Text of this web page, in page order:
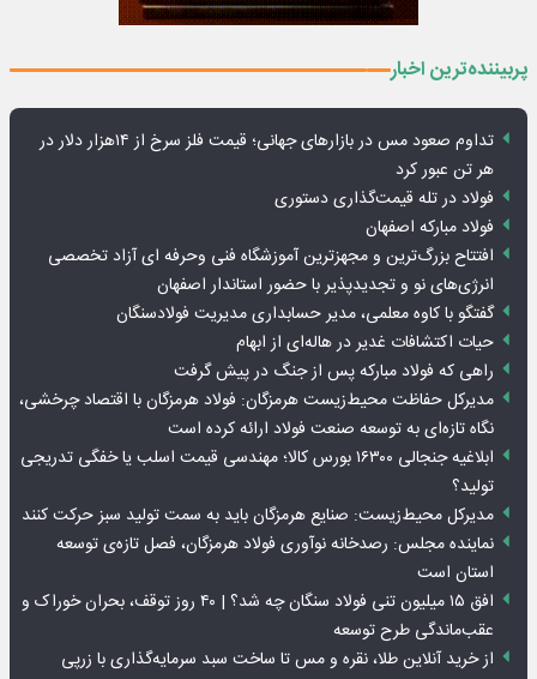
پربیننده‌ترین اخبار
تداوم صعود مس در بازارهای جهانی؛ قیمت فلز سرخ از ۱۴هزار دلار در
هر تن عبور کرد
فولاد در تله قیمت‌گذاری دستوری
فولاد مبارکه اصفهان
افتتاح بزرگ‌ترین و مجهزترین آموزشگاه فنی وحرفه ای آزاد تخصصی
انرژی‌های نو و تجدیدپذیر با حضور استاندار اصفهان
گفتگو با کاوه معلمی، مدیر حسابداری مدیریت فولادسنگان
حیات اکتشافات غدیر در هاله‌ای از ابهام
راهی که فولاد مبارکه پس از جنگ در پیش گرفت
مدیرکل حفاظت محیط‌زیست هرمزگان: فولاد هرمزگان با اقتصاد چرخشی،
نگاه تازه‌ای به توسعه صنعت فولاد ارائه کرده است
ابلاغیه جنجالی ۱۶۳۰۰ بورس کالا؛ مهندسی قیمت اسلب یا خفگی تدریجی
تولید؟
مدیرکل محیط‌زیست: صنایع هرمزگان باید به سمت تولید سبز حرکت کنند
نماینده مجلس: رصدخانه نوآوری فولاد هرمزگان، فصل تازه‌ی توسعه
استان است
افق ۱۵ میلیون تنی فولاد سنگان چه شد؟ | ۴۰ روز توقف، بحران خوراک و
عقب‌ماندگی طرح توسعه
از خرید آنلاین طلا، نقره و مس تا ساخت سبد سرمایه‌گذاری با زرپی